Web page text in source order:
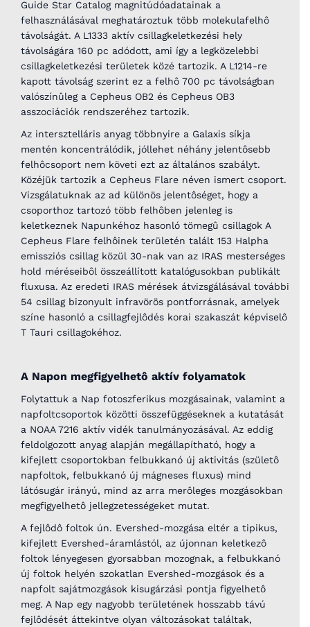
Guide Star Catalog magnitúdóadatainak a
felhasználásával meghatároztuk több molekulafelhô
távolságát. A L1333 aktív csillagkeletkezési hely
távolságára 160 pc adódott, ami így a legközelebbi
csillagkeletkezési területek közé tartozik. A L1214-re
kapott távolság szerint ez a felhô 700 pc távolságban
valószínûleg a Cepheus OB2 és Cepheus OB3
asszociációk rendszeréhez tartozik.
Az intersztelláris anyag többnyire a Galaxis síkja
mentén koncentrálódik, jóllehet néhány jelentôsebb
felhôcsoport nem követi ezt az általános szabályt.
Közéjük tartozik a Cepheus Flare néven ismert csoport.
Vizsgálatuknak az ad különös jelentôséget, hogy a
csoporthoz tartozó több felhôben jelenleg is
keletkeznek Napunkéhoz hasonló tömegû csillagok A
Cepheus Flare felhôinek területén talált 153 Halpha
emissziós csillag közül 30-nak van az IRAS mesterséges
hold méréseibôl összeállított katalógusokban publikált
fluxusa. Az eredeti IRAS mérések átvizsgálásával további
54 csillag bizonyult infravörös pontforrásnak, amelyek
színe hasonló a csillagfejlôdés korai szakaszát képviselô
T Tauri csillagokéhoz.
A Napon megfigyelhetô aktív folyamatok
Folytattuk a Nap fotoszferikus mozgásainak, valamint a
napfoltcsoportok közötti összefüggéseknek a kutatását
a NOAA 7216 aktív vidék tanulmányozásával. Az eddig
feldolgozott anyag alapján megállapítható, hogy a
kifejlett csoportokban felbukkanó új aktivitás (születô
napfoltok, felbukkanó új mágneses fluxus) mind
látósugár irányú, mind az arra merôleges mozgásokban
megfigyelhetô jellegzetességeket mutat.
A fejlôdô foltok ún. Evershed-mozgása eltér a tipikus,
kifejlett Evershed-áramlástól, az újonnan keletkezô
foltok lényegesen gyorsabban mozognak, a felbukkanó
új foltok helyén szokatlan Evershed-mozgások és a
napfolt sajátmozgások kisugárzási pontja figyelhetô
meg. A Nap egy nagyobb területének hosszabb távú
fejlôdését áttekintve olyan változásokat találtak,